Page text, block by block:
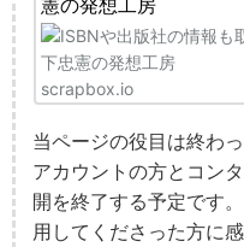
scrapbox.io
当ページの役目は終わ
アカウントの方とコン
開を終了する予定です
用してくださった方に